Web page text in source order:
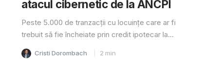
atacul cibernetic de la ANCPI
Peste 5.000 de tranzacții cu locuințe care ar fi
trebuit să fie încheiate prin credit ipotecar la...
Cristi Dorombach 2 min